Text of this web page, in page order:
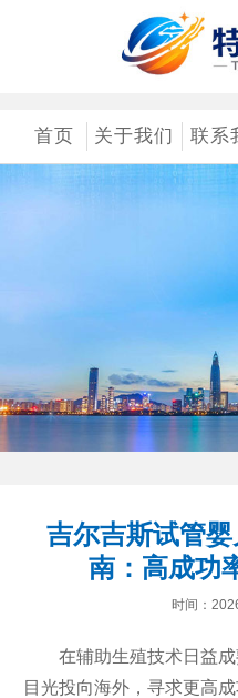
首页 关于我们 联系
吉尔吉斯试管
南：高成功
时间：
在辅助生殖技术日益
目光投向海外，寻求更高